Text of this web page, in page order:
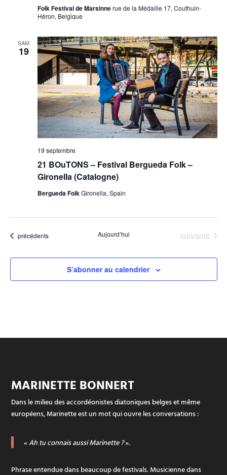
Folk Festival de Marsinnerue de la Médaille 17, Couthuin-
Héron, Belgique
SAM
19
21 BOuTONS – Festival Bergueda Folk –
Gironella (Catalogne)
19 septembre
Bergueda FolkGironella, Spain
Évènements
précédents Aujourd’hui Évènements
suivants
S’abonner au calendrier
MARINETTE BONNERT
Dans le milieu des accordéonistes diatoniques belges et même
européens, Marinette est un mot qui ouvre les conversations :
«Ah tu connais aussi Marinette ?».
Phrase entendue dans beaucoup de festivals. Musicienne dans